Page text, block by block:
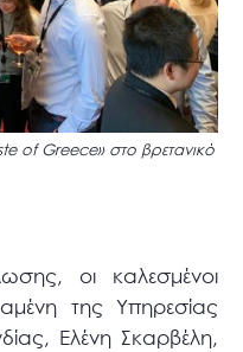
of Greece» στο βρετανικό
οι καλεσμένοι
της Υπηρεσίας
Ελένη Σκαρβέλη,